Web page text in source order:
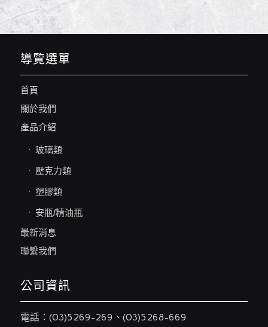
導覽選單
首頁
關於我們
產品介紹
玻璃類
壓克力類
塑膠類
安瓶/精油瓶
最新消息
聯繫我們
公司資訊
電話： (03)5269-269 、 (03)5268-669